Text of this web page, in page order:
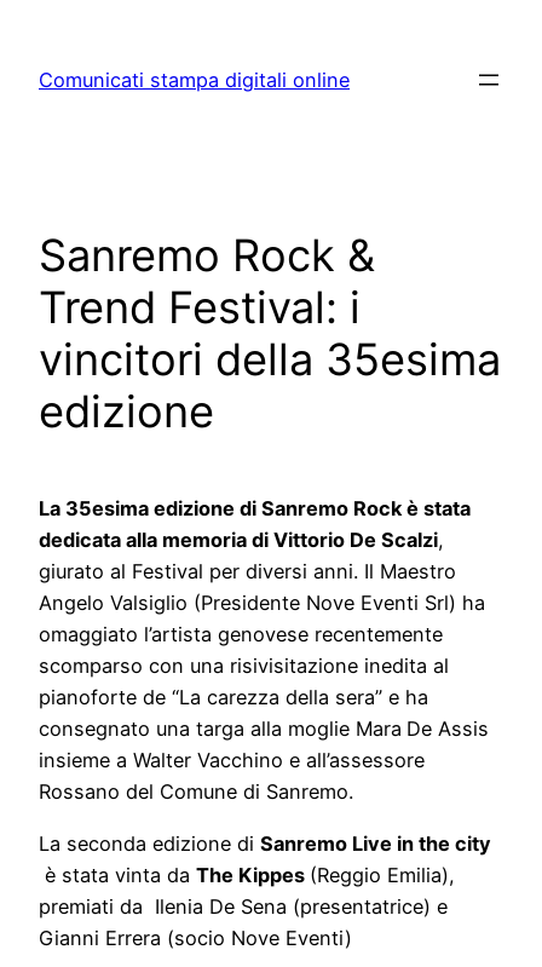
content
Comunicati stampa digitali online
Sanremo Rock &
Trend Festival: i
vincitori della 35esima
edizione
La 35esima edizione di Sanremo Rock è stata
dedicata alla memoria di Vittorio De Scalzi,
giurato al Festival per diversi anni. Il Maestro
Angelo Valsiglio (Presidente Nove Eventi Srl) ha
omaggiato l’artista genovese recentemente
scomparso con una risivisitazione inedita al
pianoforte de “La carezza della sera” e ha
consegnato una targa alla moglie Mara De Assis
insieme a Walter Vacchino e all’assessore
Rossano del Comune di Sanremo.
La seconda edizione di Sanremo Live in the city
è stata vinta da The Kippes (Reggio Emilia),
premiati da Ilenia De Sena (presentatrice) e
Gianni Errera (socio Nove Eventi)